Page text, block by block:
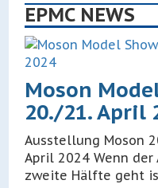
EPMC NEWS
Moson
20./21. April
Ausstellung Moson
April 2024 Wenn
zweite Hälfte geht